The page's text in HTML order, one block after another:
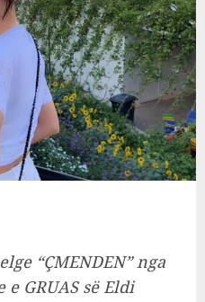
“ÇMENDEN” nga
GRUAS së Eldi